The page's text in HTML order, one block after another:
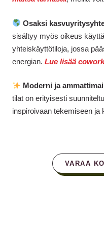
Moderni ja
tilat on erityisesti
inspiroivaan tekemiseen ja
Osaksi
sisältyy myös oikeus
yhteiskäyttötiloja, jossa
energian. Lue lisää
VARAA